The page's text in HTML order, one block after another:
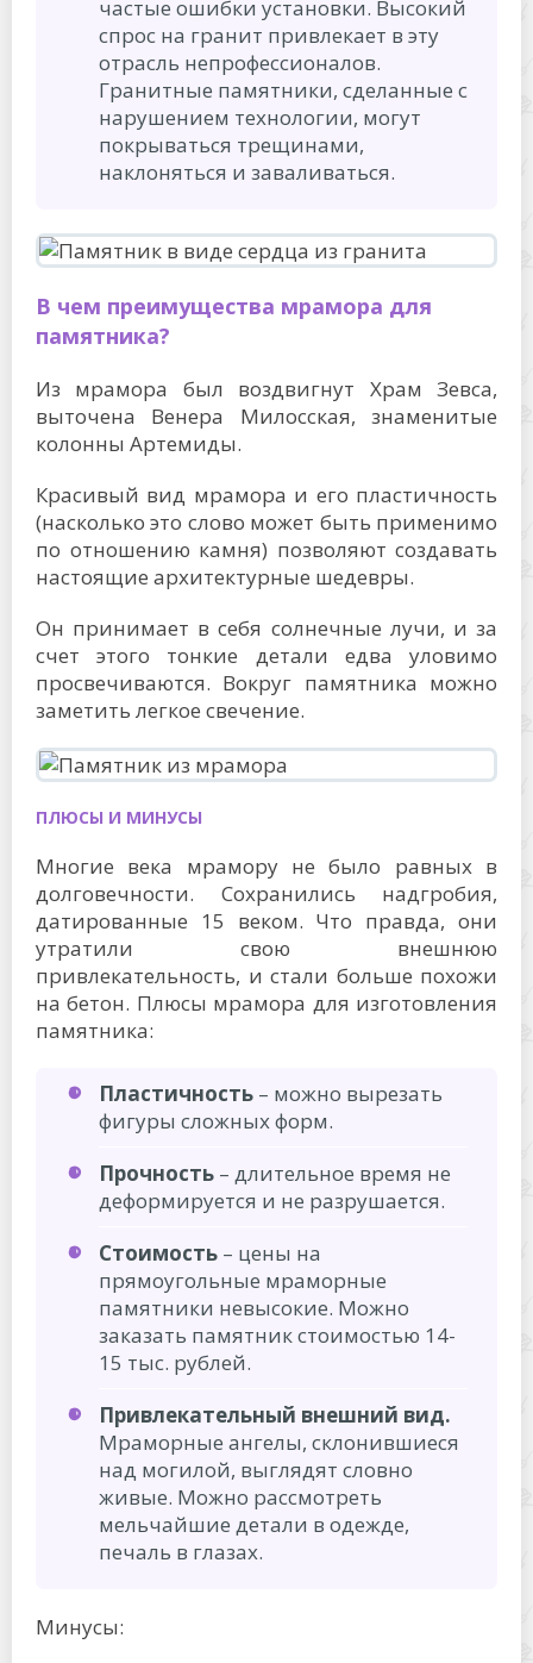
частые ошибки установки. Высокий
спрос на гранит привлекает в эту
отрасль непрофессионалов.
Гранитные памятники, сделанные с
нарушением технологии, могут
покрываться трещинами,
наклоняться и заваливаться.
В чем преимущества мрамора для
памятника?
Из мрамора был воздвигнут Храм Зевса,
выточена Венера Милосская, знаменитые
колонны Артемиды.
Красивый вид мрамора и его пластичность
(насколько это слово может быть применимо
по отношению камня) позволяют создавать
настоящие архитектурные шедевры.
Он принимает в себя солнечные лучи, и за
счет этого тонкие детали едва уловимо
просвечиваются. Вокруг памятника можно
заметить легкое свечение.
ПЛЮСЫ И МИНУСЫ
Многие века мрамору не было равных в
долговечности. Сохранились надгробия,
датированные 15 веком. Что правда, они
утратили свою внешнюю
привлекательность, и стали больше похожи
на бетон. Плюсы мрамора для изготовления
памятника:
Пластичность – можно вырезать
фигуры сложных форм.
Прочность – длительное время не
деформируется и не разрушается.
Стоимость – цены на
прямоугольные мраморные
памятники невысокие. Можно
заказать памятник стоимостью 14-
15 тыс. рублей.
Привлекательный внешний вид.
Мраморные ангелы, склонившиеся
над могилой, выглядят словно
живые. Можно рассмотреть
мельчайшие детали в одежде,
печаль в глазах.
Минусы: